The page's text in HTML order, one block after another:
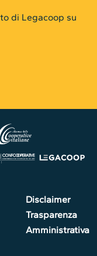
di Legacoop su
Disclaimer
Trasparenza
Amministrativa